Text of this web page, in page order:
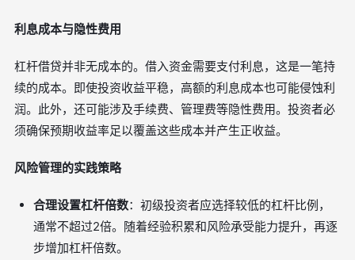
利息成本与隐性费用
杠杆借贷并非无成本的。借入资金需要支付利息，这是一笔持
续的成本。即使投资收益平稳，高额的利息成本也可能侵蚀利
润。此外，还可能涉及手续费、管理费等隐性费用。投资者必
须确保预期收益率足以覆盖这些成本并产生正收益。
风险管理的实践策略
合理设置杠杆倍数：初级投资者应选择较低的杠杆比例，
通常不超过2倍。随着经验积累和风险承受能力提升，再逐
步增加杠杆倍数。